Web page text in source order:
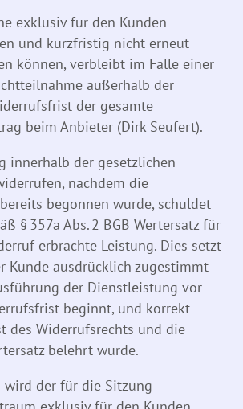
exklusiv für den Kunden
und kurzfristig nicht erneut
können, verbleibt im Falle einer
außerhalb der
der gesamte
beim Anbieter (Dirk Seufert).
innerhalb der gesetzlichen
nachdem die
begonnen wurde, schuldet
§ 357a Abs. 2 BGB Wertersatz für
erbrachte Leistung. Dies setzt
Kunde ausdrücklich zugestimmt
der Dienstleistung vor
beginnt, und korrekt
des Widerrufsrechts und die
belehrt wurde.
wird der für die Sitzung